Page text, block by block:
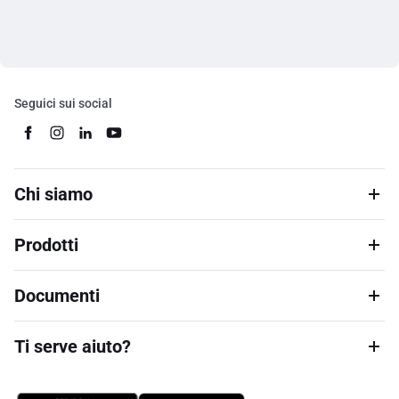
Seguici sui social
Chi siamo
Prodotti
Documenti
Ti serve aiuto?